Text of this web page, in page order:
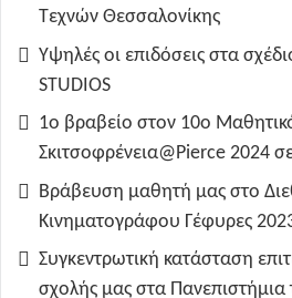
Τεχνών Θεσσαλονίκης
Υψηλές οι επιδόσεις στα
STUDIOS
1ο βραβείο στον 10ο
Σκιτσοφρένεια@Pierce 2024
Βράβευση μαθητή μας στο
Κινηματογράφου Γέφυρες
Συγκεντρωτική κατάσταση
σχολής μας στα Πανεπιστήμια